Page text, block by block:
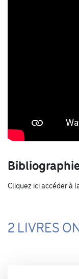
Cliquez ici accéder à
2 LIVRES